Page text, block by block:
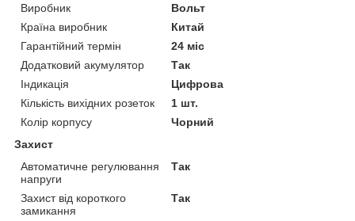
Виробник
Вольт
Країна виробник
Китай
Гарантійний термін
24 міс
Додатковий акумулятор
Так
Індикація
Цифрова
Кількість вихідних розеток
1 шт.
Колір корпусу
Чорний
Захист
Автоматичне регулювання
напруги
Так
Захист від короткого
замикання
Так